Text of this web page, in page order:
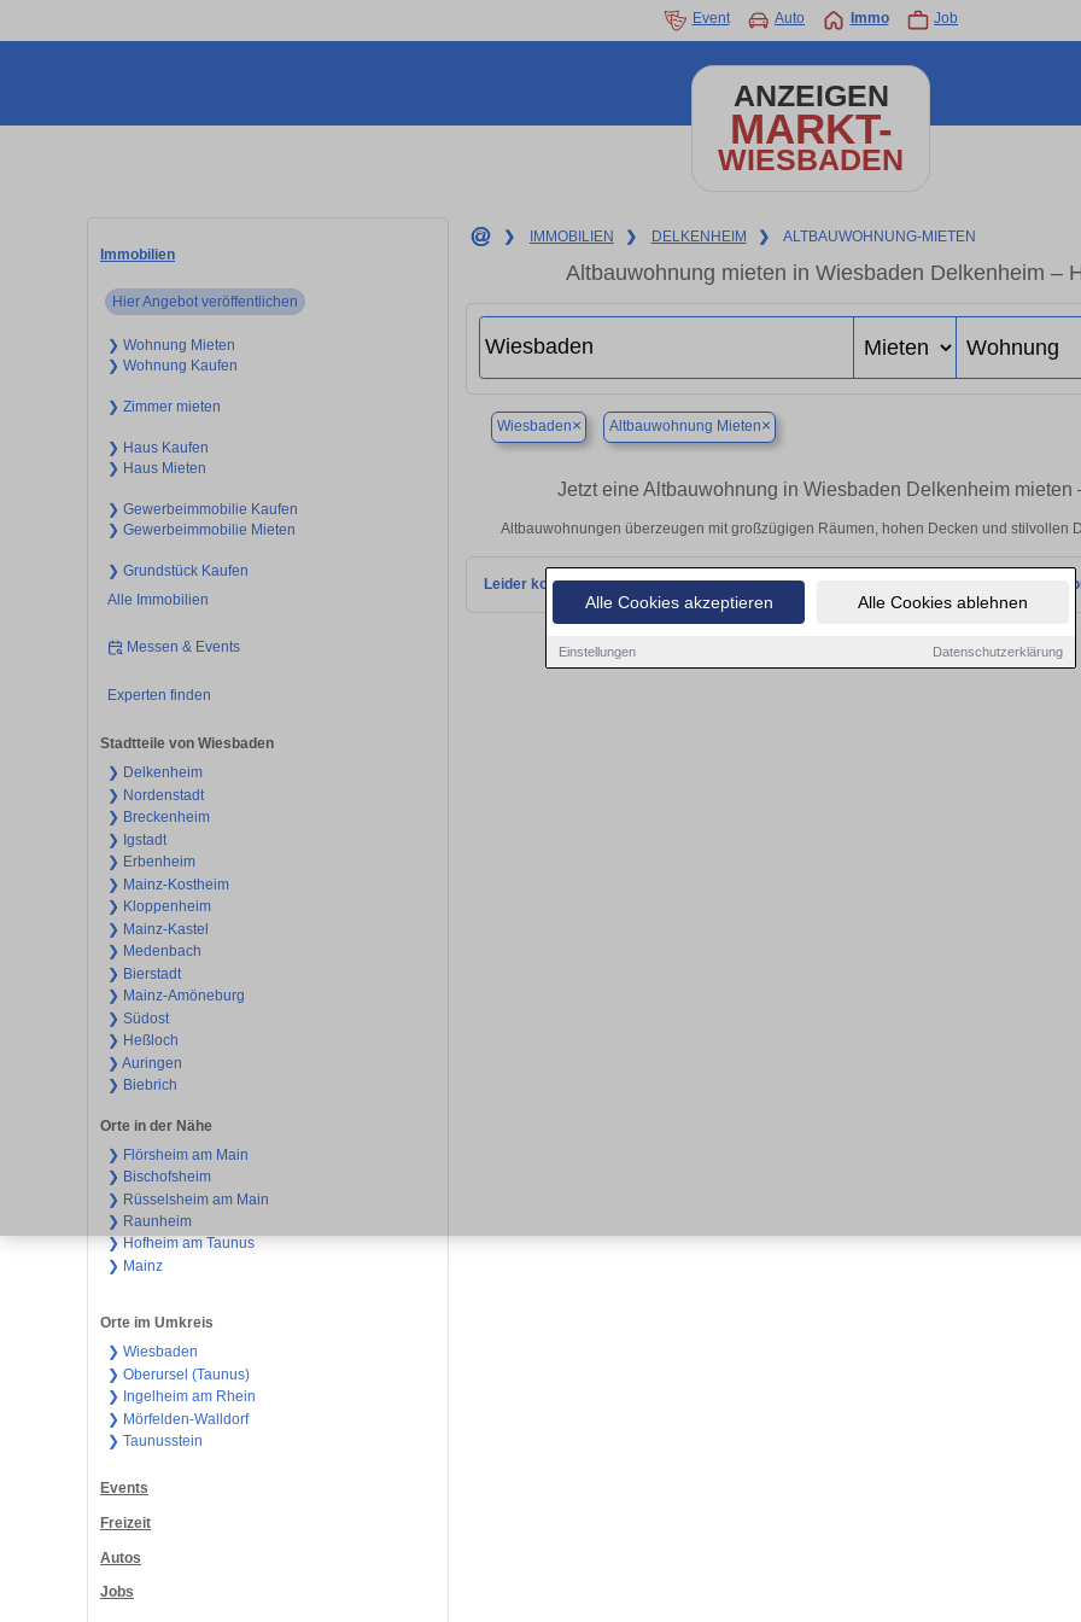
Alle Cookies akzeptieren Alle Cookies ablehnen
Einstellungen Datenschutzerklärung
Event Auto Immo Job
ANZEIGEN
MARKT-
WIESBADEN
Immobilien
Hier Angebot veröffentlichen
❯ Wohnung Mieten
❯ Wohnung Kaufen
❯ Zimmer mieten
❯ Haus Kaufen
❯ Haus Mieten
❯ Gewerbeimmobilie Kaufen
❯ Gewerbeimmobilie Mieten
❯ Grundstück Kaufen
Alle Immobilien
Messen & Events
Experten finden
Stadtteile von Wiesbaden
❯ Delkenheim
❯ Nordenstadt
❯ Breckenheim
❯ Igstadt
❯ Erbenheim
❯ Mainz-Kostheim
❯ Kloppenheim
❯ Mainz-Kastel
❯ Medenbach
❯ Bierstadt
❯ Mainz-Amöneburg
❯ Südost
❯ Heßloch
❯ Auringen
❯ Biebrich
Orte in der Nähe
❯ Flörsheim am Main
❯ Bischofsheim
❯ Rüsselsheim am Main
❯ Raunheim
❯ Hofheim am Taunus
❯ Mainz
Orte im Umkreis
❯ Wiesbaden
❯ Oberursel (Taunus)
❯ Ingelheim am Rhein
❯ Mörfelden-Walldorf
❯ Taunusstein
Events
Freizeit
Autos
Jobs
❯ IMMOBILIEN ❯ DELKENHEIM ❯ ALTBAUWOHNUNG-MIETEN
Altbauwohnung mieten in Wiesbaden Delkenheim –
Wiesbaden× Altbauwohnung Mieten×
Jetzt eine Altbauwohnung in Wiesbaden Delkenheim
Altbauwohnungen überzeugen mit großzügigen Räumen, hohen Decken und stilvollen
Leider konnten wir derzeit keine passenden Objekte finden. Schauen Sie bald wieder